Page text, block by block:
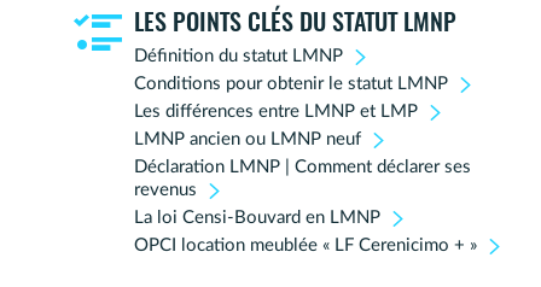
LES POINTS CLÉS DU STATUT LMNP
Définition du statut LMNP
Conditions pour obtenir le statut LMNP
Les différences entre LMNP et LMP
LMNP ancien ou LMNP neuf
Déclaration LMNP | Comment déclarer ses
revenus
La loi Censi-Bouvard en LMNP
OPCI location meublée « LF Cerenicimo + »